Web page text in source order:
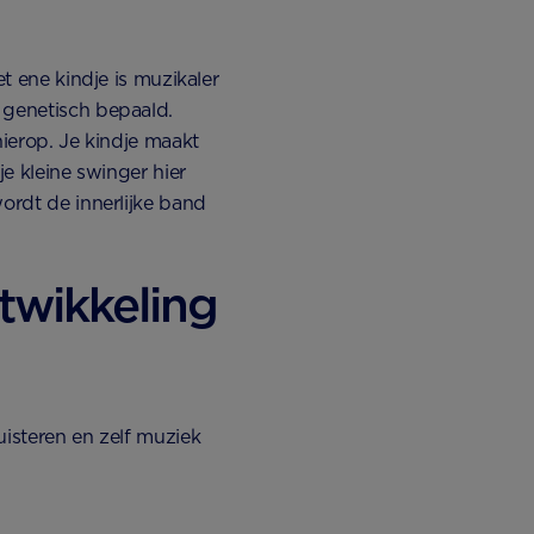
ene kindje is muzikaler
bepaald.
Je kindje maakt
kleine swinger hier
de innerlijke band
en zelf muziek